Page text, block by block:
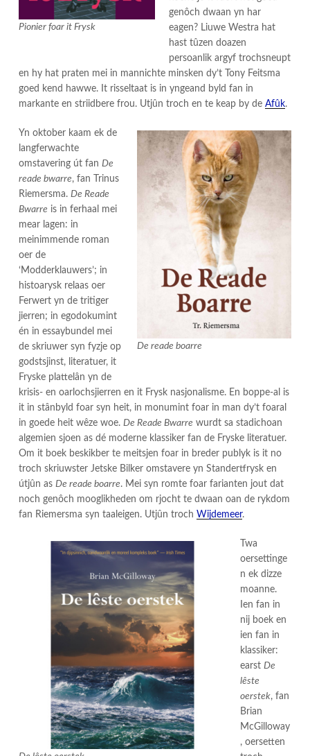
Pionier foar it Frysk
genôch dwaan yn har
eagen? Liuwe Westra hat
hast tûzen doazen
persoanlik argyf trochsneupt
en hy hat praten mei in mannichte minsken dy’t Tony Feitsma
goed kend hawwe. It risseltaat is in yngeand byld fan in
markante en striidbere frou. Utjûn troch en te keap by de Afûk.
De reade boarre
Yn oktober kaam ek de
langferwachte
omstavering út fan De
reade bwarre, fan Trinus
Riemersma. De Reade
Bwarre is in ferhaal mei
mear lagen: in
meinimmende roman
oer de
‘Modderklauwers’; in
histoarysk relaas oer
Ferwert yn de tritiger
jierren; in egodokumint
én in essaybundel mei
de skriuwer syn fyzje op
godstsjinst, literatuer, it
Fryske plattelân yn de
krisis- en oarlochsjierren en it Frysk nasjonalisme. En boppe-al is
it in stânbyld foar syn heit, in monumint foar in man dy’t foaral
in goede heit wêze woe. De Reade Bwarre wurdt sa stadichoan
algemien sjoen as dé moderne klassiker fan de Fryske literatuer.
Om it boek beskikber te meitsjen foar in breder publyk is it no
troch skriuwster Jetske Bilker omstavere yn Standertfrysk en
útjûn as De reade boarre. Mei syn romte foar farianten jout dat
noch genôch mooglikheden om rjocht te dwaan oan de rykdom
fan Riemersma syn taaleigen. Utjûn troch Wijdemeer.
Twa
oersettinge
n ek dizze
moanne.
Ien fan in
nij boek en
ien fan in
klassiker:
earstDe
lêste
oerstek, fan
Brian
McGilloway
, oersetten